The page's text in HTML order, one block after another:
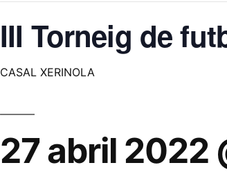
III Torneig de
CASAL XERINOLA
27 abril 2022